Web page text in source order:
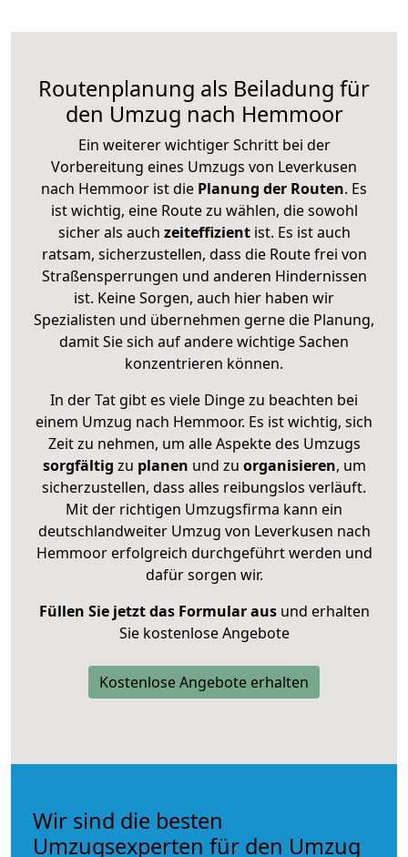
Routenplanung als Beiladung für
den Umzug nach Hemmoor
Ein weiterer wichtiger Schritt bei der
Vorbereitung eines Umzugs von Leverkusen
nach Hemmoor ist die Planung der Routen. Es
ist wichtig, eine Route zu wählen, die sowohl
sicher als auch zeiteffizientist. Es ist auch
ratsam, sicherzustellen, dass die Route frei von
Straßensperrungen und anderen Hindernissen
ist. Keine Sorgen, auch hier haben wir
Spezialisten und übernehmen gerne die Planung,
damit Sie sich auf andere wichtige Sachen
konzentrieren können.
In der Tat gibt es viele Dinge zu beachten bei
einem Umzug nach Hemmoor. Es ist wichtig, sich
Zeit zu nehmen, um alle Aspekte des Umzugs
sorgfältig zu planen und zu organisieren, um
sicherzustellen, dass alles reibungslos verläuft.
Mit der richtigen Umzugsfirma kann ein
deutschlandweiter Umzug von Leverkusen nach
Hemmoor erfolgreich durchgeführt werden und
dafür sorgen wir.
Füllen Sie jetzt das Formular ausund erhalten
Sie kostenlose Angebote
Kostenlose Angebote erhalten
Wir sind die besten
Umzugsexperten für den Umzug